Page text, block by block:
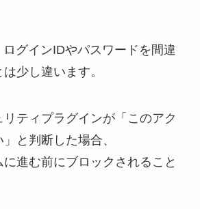
グインIDやパスワードを間違
少し違います。
ティプラグインが「このアク
と判断した場合、
進む前にブロックされること